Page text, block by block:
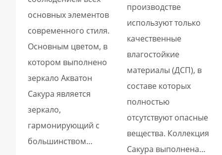
основных элементов
современного стиля.
Основным цветом, в
котором выполнено
зеркало Акватон
Сакура является
зеркало,
гармонирующий с
большинством…
производстве
используют только
качественные
влагостойкие
материалы (ДСП), в
составе которых
полностью
отсутствуют опасные
вещества. Коллекция
Сакура выполнена…